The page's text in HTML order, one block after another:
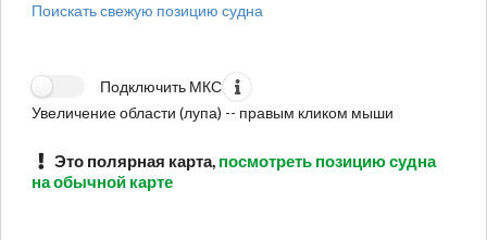
Поискать свежую позицию судна
Подключить МКС
Увеличение области (лупа) -- правым кликом мыши
Это полярная карта, посмотреть позицию судна
на обычной карте